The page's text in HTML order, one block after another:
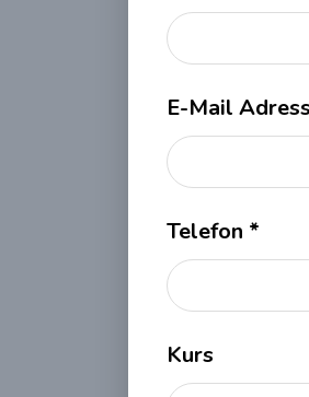
E-Mail
Telefon *
Kurs